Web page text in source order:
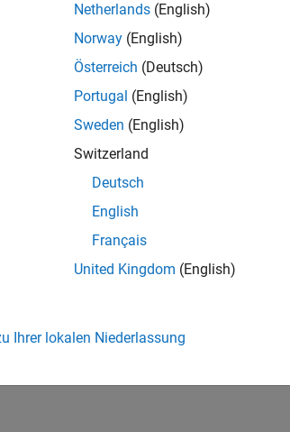
Netherlands (English)
Norway (English)
Österreich (Deutsch)
Portugal (English)
Sweden (English)
Switzerland
Deutsch
English
Français
United Kingdom (English)
Ihrer lokalen Niederlassung